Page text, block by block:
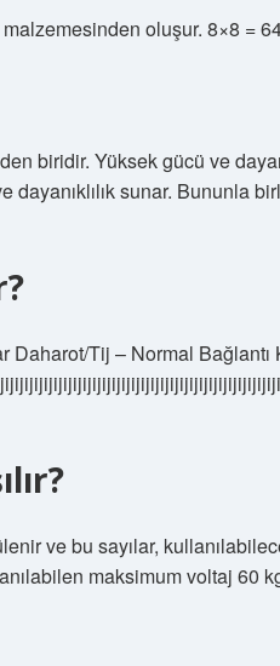
oluşur. 8×8 =
biridir. Yüksek gücü ve
sunar. Bununla
Daharot/Tij – Normal
ve bu sayılar,
maksimum voltaj 60